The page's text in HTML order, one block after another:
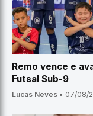
Remo vence e
Futsal Sub-9
Lucas Neves • 07/08/